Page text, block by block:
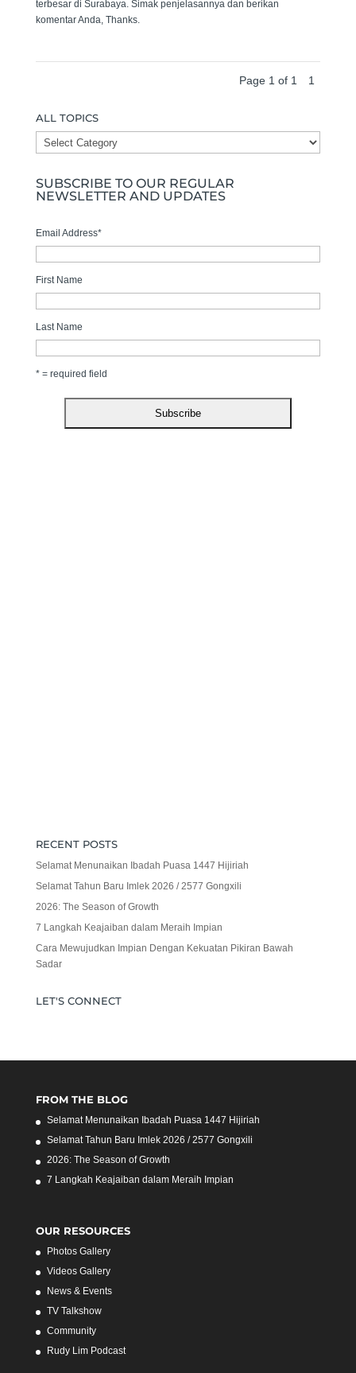
terbesar di Surabaya. Simak penjelasannya dan berikan
komentar Anda, Thanks.
Page 1 of 1 1
ALL TOPICS
ALL
TOPICS
SUBSCRIBE TO OUR REGULAR
NEWSLETTER AND UPDATES
Email Address*
First Name
Last Name
* = required field
RECENT POSTS
Selamat Menunaikan Ibadah Puasa 1447 Hijiriah
Selamat Tahun Baru Imlek 2026 / 2577 Gongxili
2026: The Season of Growth
7 Langkah Keajaiban dalam Meraih Impian
Cara Mewujudkan Impian Dengan Kekuatan Pikiran Bawah
Sadar
LET'S CONNECT
FROM THE BLOG
Selamat Menunaikan Ibadah Puasa 1447 Hijiriah
Selamat Tahun Baru Imlek 2026 / 2577 Gongxili
2026: The Season of Growth
7 Langkah Keajaiban dalam Meraih Impian
OUR RESOURCES
Photos Gallery
Videos Gallery
News & Events
TV Talkshow
Community
Rudy Lim Podcast